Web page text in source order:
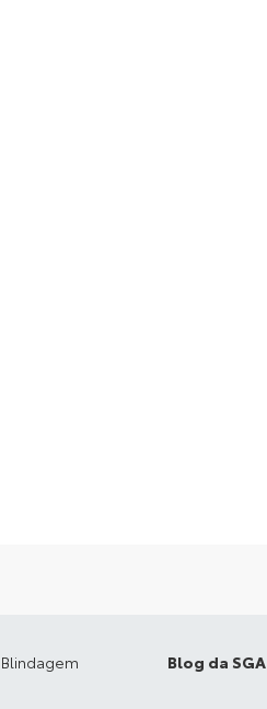
Blindagem Blog da SGA